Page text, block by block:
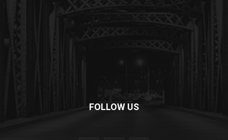
FOLLOW US